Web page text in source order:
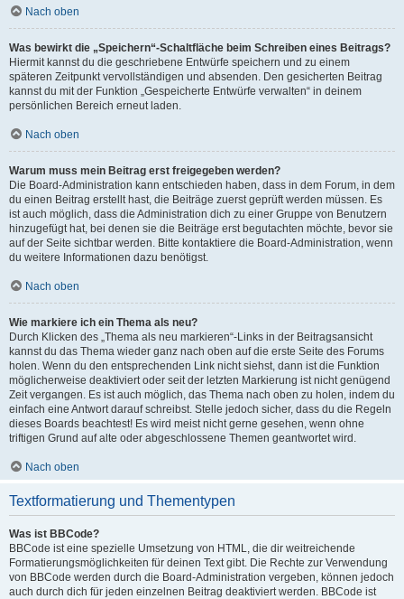
Nach oben
Was bewirkt die „Speichern“-Schaltfläche beim Schreiben eines Beitrags?
Hiermit kannst du die geschriebene Entwürfe speichern und zu einem
späteren Zeitpunkt vervollständigen und absenden. Den gesicherten Beitrag
kannst du mit der Funktion „Gespeicherte Entwürfe verwalten“ in deinem
persönlichen Bereich erneut laden.
Nach oben
Warum muss mein Beitrag erst freigegeben werden?
Die Board-Administration kann entschieden haben, dass in dem Forum, in dem
du einen Beitrag erstellt hast, die Beiträge zuerst geprüft werden müssen. Es
ist auch möglich, dass die Administration dich zu einer Gruppe von Benutzern
hinzugefügt hat, bei denen sie die Beiträge erst begutachten möchte, bevor sie
auf der Seite sichtbar werden. Bitte kontaktiere die Board-Administration, wenn
du weitere Informationen dazu benötigst.
Nach oben
Wie markiere ich ein Thema als neu?
Durch Klicken des „Thema als neu markieren“-Links in der Beitragsansicht
kannst du das Thema wieder ganz nach oben auf die erste Seite des Forums
holen. Wenn du den entsprechenden Link nicht siehst, dann ist die Funktion
möglicherweise deaktiviert oder seit der letzten Markierung ist nicht genügend
Zeit vergangen. Es ist auch möglich, das Thema nach oben zu holen, indem du
einfach eine Antwort darauf schreibst. Stelle jedoch sicher, dass du die Regeln
dieses Boards beachtest! Es wird meist nicht gerne gesehen, wenn ohne
triftigen Grund auf alte oder abgeschlossene Themen geantwortet wird.
Nach oben
Textformatierung und Thementypen
Was ist BBCode?
BBCode ist eine spezielle Umsetzung von HTML, die dir weitreichende
Formatierungsmöglichkeiten für deinen Text gibt. Die Rechte zur Verwendung
von BBCode werden durch die Board-Administration vergeben, können jedoch
auch durch dich für jeden einzelnen Beitrag deaktiviert werden. BBCode ist